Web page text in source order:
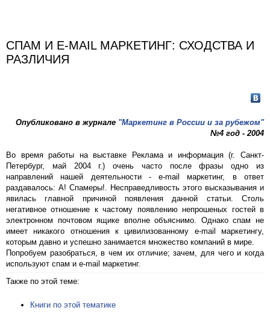
СПАМ И E-MAIL МАРКЕТИНГ: СХОДСТВА И
РАЗЛИЧИЯ
Опубликовано в журнале "Маркетинг в России и за рубежом"
№4 год - 2004
Во время работы на выставке Реклама и информация (г. Санкт-
Петербург, май 2004 г.) очень часто после фразы одно из
направлений нашей деятельности - e-mail маркетинг, в ответ
раздавалось: А! Спамеры!. Несправедливость этого высказывания и
явилась главной причиной появления данной статьи. Столь
негативное отношение к частому появлению непрошеных гостей в
электронном почтовом ящике вполне объяснимо. Однако спам не
имеет никакого отношения к цивилизованному e-mail маркетингу,
которым давно и успешно занимается множество компаний в мире.
Попробуем разобраться, в чем их отличие; зачем, для чего и когда
используют спам и e-mail маркетинг.
Также по этой теме:
Книги по этой тематике